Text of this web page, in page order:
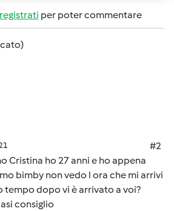
registrati per poter commentare
#2
Cristina ho 27 anni e ho appena
bimby non vedo l ora che mi arrivi
tempo dopo vi è arrivato a voi?
consiglio